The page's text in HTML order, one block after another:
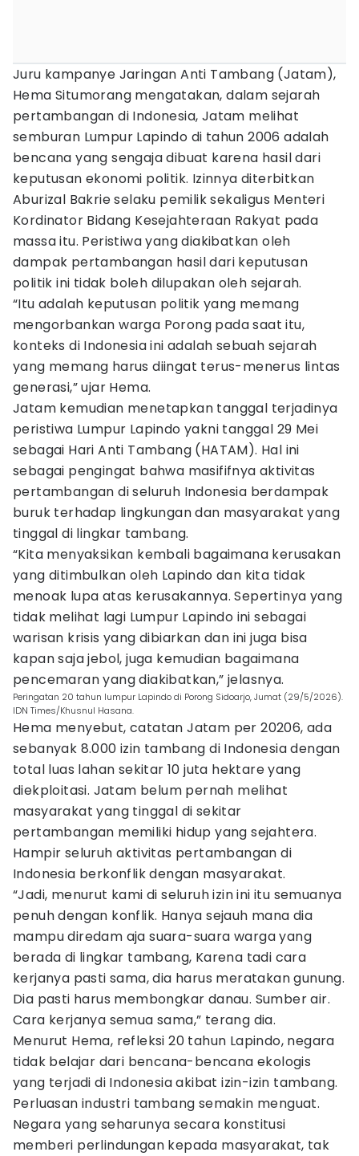
Juru kampanye Jaringan Anti Tambang (Jatam),
Hema Situmorang mengatakan, dalam sejarah
pertambangan di Indonesia, Jatam melihat
semburan Lumpur Lapindo di tahun 2006 adalah
bencana yang sengaja dibuat karena hasil dari
keputusan ekonomi politik. Izinnya diterbitkan
Aburizal Bakrie selaku pemilik sekaligus Menteri
Kordinator Bidang Kesejahteraan Rakyat pada
massa itu. Peristiwa yang diakibatkan oleh
dampak pertambangan hasil dari keputusan
politik ini tidak boleh dilupakan oleh sejarah.
“Itu adalah keputusan politik yang memang
mengorbankan warga Porong pada saat itu,
konteks di Indonesia ini adalah sebuah sejarah
yang memang harus diingat terus-menerus lintas
generasi,” ujar Hema.
Jatam kemudian menetapkan tanggal terjadinya
peristiwa Lumpur Lapindo yakni tanggal 29 Mei
sebagai Hari Anti Tambang (HATAM). Hal ini
sebagai pengingat bahwa masififnya aktivitas
pertambangan di seluruh Indonesia berdampak
buruk terhadap lingkungan dan masyarakat yang
tinggal di lingkar tambang.
“Kita menyaksikan kembali bagaimana kerusakan
yang ditimbulkan oleh Lapindo dan kita tidak
menoak lupa atas kerusakannya. Sepertinya yang
tidak melihat lagi Lumpur Lapindo ini sebagai
warisan krisis yang dibiarkan dan ini juga bisa
kapan saja jebol, juga kemudian bagaimana
pencemaran yang diakibatkan,” jelasnya.
Peringatan 20 tahun lumpur Lapindo di Porong Sidoarjo, Jumat (29/5/2026).
IDN Times/Khusnul Hasana.
Hema menyebut, catatan Jatam per 20206, ada
sebanyak 8.000 izin tambang di Indonesia dengan
total luas lahan sekitar 10 juta hektare yang
diekploitasi. Jatam belum pernah melihat
masyarakat yang tinggal di sekitar
pertambangan memiliki hidup yang sejahtera.
Hampir seluruh aktivitas pertambangan di
Indonesia berkonflik dengan masyarakat.
“Jadi, menurut kami di seluruh izin ini itu semuanya
penuh dengan konflik. Hanya sejauh mana dia
mampu diredam aja suara-suara warga yang
berada di lingkar tambang, Karena tadi cara
kerjanya pasti sama, dia harus meratakan gunung.
Dia pasti harus membongkar danau. Sumber air.
Cara kerjanya semua sama,” terang dia.
Menurut Hema, refleksi 20 tahun Lapindo, negara
tidak belajar dari bencana-bencana ekologis
yang terjadi di Indonesia akibat izin-izin tambang.
Perluasan industri tambang semakin menguat.
Negara yang seharunya secara konstitusi
memberi perlindungan kepada masyarakat, tak